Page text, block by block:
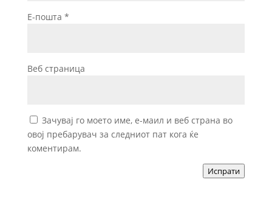
Е-пошта *
Веб страница
Зачувај го моето име, е-маил и веб страна во
овој пребарувач за следниот пат кога ќе
коментирам.
Испрати